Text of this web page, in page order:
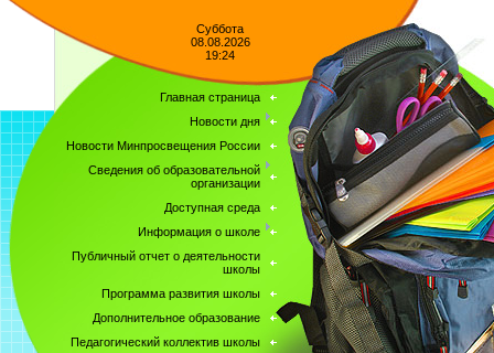
Суббота
08.08.2026
19:24
Главная страница
Новости дня
Новости Минпросвещения России
Сведения об образовательной
организации
Доступная среда
Информация о школе
Публичный отчет о деятельности
школы
Программа развития школы
Дополнительное образование
Педагогический коллектив школы